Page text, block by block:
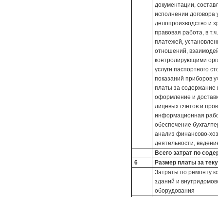
документации,
исполнении договора
делопроизводство и
правовая работа, в
платежей,
отношений,
контролирующими
услуги паспортного
показаний приборов
платы за содержание
оформление и
лицевых счетов и
информационная
обеспечение
анализ финансово-
деятельности,
Всего затрат по
6
Размер платы за
Затраты по ремонту
зданий и
оборудования